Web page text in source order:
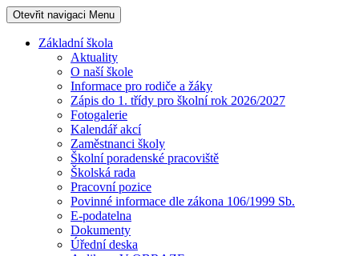
Otevřit navigaci Menu
Základní škola
Aktuality
O naší škole
Informace pro rodiče a žáky
Zápis do 1. třídy pro školní rok 2026/2027
Fotogalerie
Kalendář akcí
Zaměstnanci školy
Školní poradenské pracoviště
Školská rada
Pracovní pozice
Povinné informace dle zákona 106/1999 Sb.
E-podatelna
Dokumenty
Úřední deska